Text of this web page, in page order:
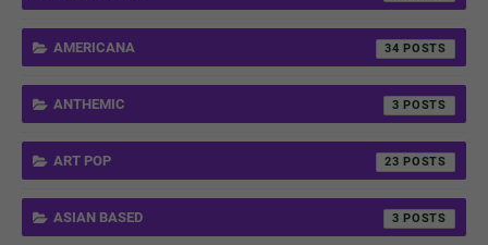
AMERICANA 34
ANTHEMIC 3
ART POP 23
ASIAN BASED 3